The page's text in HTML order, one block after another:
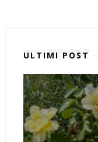
ULTIMI POST